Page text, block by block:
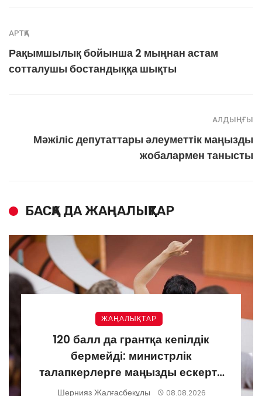
АРТҚА
Рақымшылық бойынша 2 мыңнан астам
сотталушы бостандыққа шықты
АЛДЫҢҒЫ
Мәжіліс депутаттары әлеуметтік маңызды
жобалармен танысты
БАСҚА ДА ЖАҢАЛЫҚТАР
ЖАҢАЛЫҚТАР
120 балл да грантқа кепілдік
бермейді: министрлік
талапкерлерге маңызды ескерту
жасады
Шернияз Жалғасбекұлы 08.08.2026